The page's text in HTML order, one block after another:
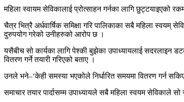
महिला स्वायम सेविकालाई प्रोत्साहन गर्नका लागि छुट्टयाइएको
चैत्र भित्रै अर्धवार्षिक समिक्षा गरि पालिकाका सबै महिला स्वयम्
दुरुपयोग गरेको उनीहरुको आरोप छ ।
यसैबीच सो कार्यका लागि पेश्की बुझेका उपाध्यायलाई सदरलाइन
वितरण गर्ने तयारी गरिएको बताए ।
उनले भने–‘केही समस्या भएकोले निर्धारित समयमा वितरण गर्न
समाचार तयार पार्दासम्म उपाध्यायले सबै महिला स्वयम सेविकाले